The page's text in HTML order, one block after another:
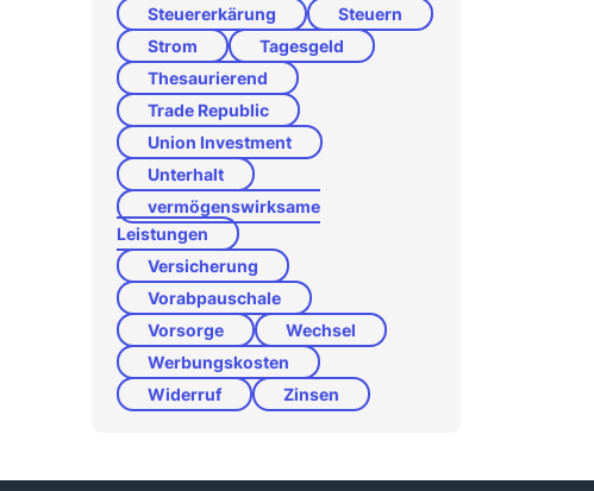
Steuererkärung
Steuern
Strom
Tagesgeld
Thesaurierend
Trade Republic
Union Investment
Unterhalt
vermögenswirksame
Leistungen
Versicherung
Vorabpauschale
Vorsorge
Wechsel
Werbungskosten
Widerruf
Zinsen